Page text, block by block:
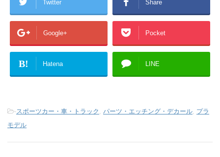
Twitter Share
Google+ Pocket
B! Hatena LINE
-スポーツカー・車・トラック , パーツ・エッチング・デカール, プラ
モデル